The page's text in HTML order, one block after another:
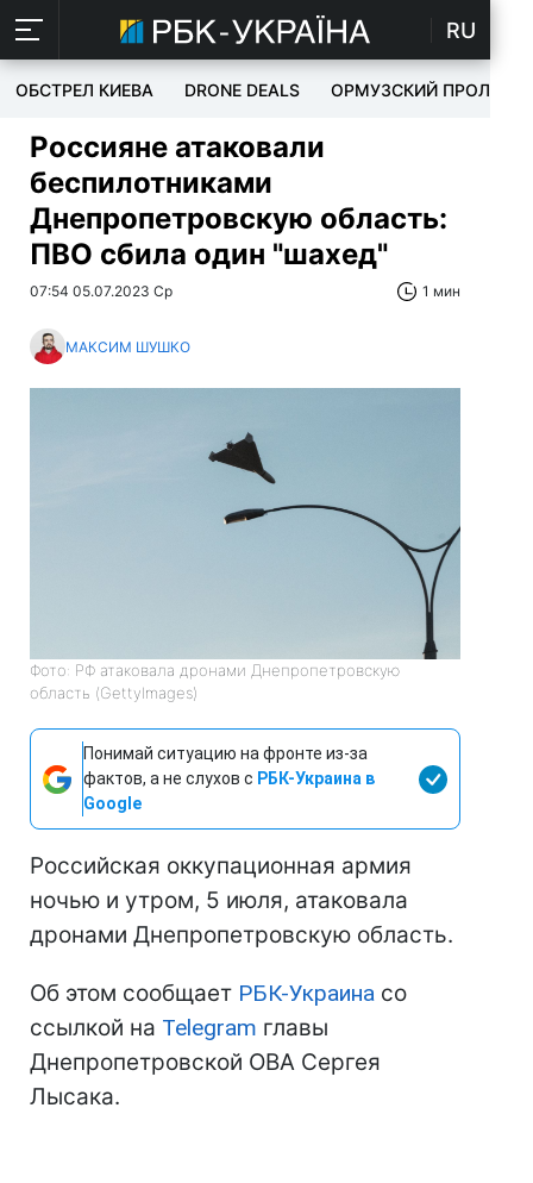
RU
ОБСТРЕЛ КИЕВА DRONE DEALS ОРМУЗСКИЙ ПРОЛИВ
Россияне атаковали
беспилотниками
Днепропетровскую область:
ПВО сбила один "шахед"
07:54 05.07.2023 Ср 1 мин
МАКСИМ ШУШКО
Фото: РФ атаковала дронами Днепропетровскую
область (GettyImages)
Понимай ситуацию на фронте из-за
фактов, а не слухов с РБК-Украина в
Google
Российская оккупационная армия
ночью и утром, 5 июля, атаковала
дронами Днепропетровскую область.
Об этом сообщает РБК-Украина со
ссылкой на Telegram главы
Днепропетровской ОВА Сергея
Лысака.